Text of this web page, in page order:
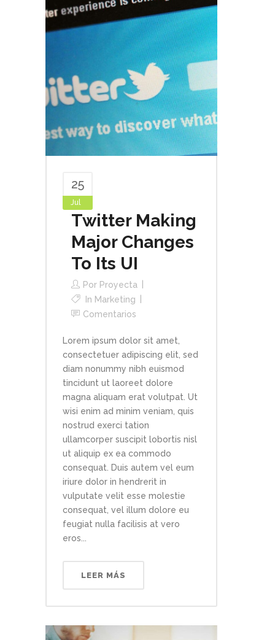
25
Jul
Twitter Making
Major Changes
To Its UI
Por Proyecta
In Marketing
Comentarios
Lorem ipsum dolor sit amet,
consectetuer adipiscing elit, sed
diam nonummy nibh euismod
tincidunt ut laoreet dolore
magna aliquam erat volutpat. Ut
wisi enim ad minim veniam, quis
nostrud exerci tation
ullamcorper suscipit lobortis nisl
ut aliquip ex ea commodo
consequat. Duis autem vel eum
iriure dolor in hendrerit in
vulputate velit esse molestie
consequat, vel illum dolore eu
feugiat nulla facilisis at vero
eros...
LEER MÁS